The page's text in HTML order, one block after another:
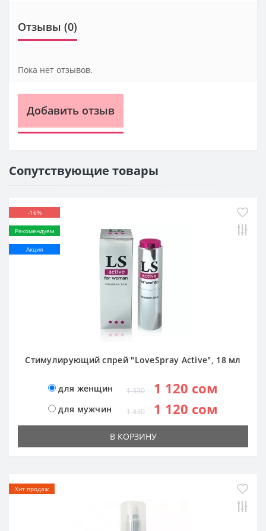
Отзывы (0)
Пока нет отзывов.
Добавить отзыв
Сопутствующие товары
-16%
Рекомендуем
Акция
Стимулирующий спрей "LoveSpray Active", 18 мл
для женщин 1 330 1 120 сом
для мужчин 1 330 1 120 сом
В КОРЗИНУ
Хит продаж